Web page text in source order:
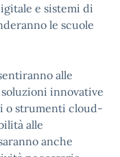
e sistemi di
le scuole
alle
innovative
o strumenti cloud-
alle
anche